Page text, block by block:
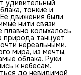
удивительный
тонкие и
движения были
нити связи
плавно колыхалось
природа танцует
нереальными.
мира, из мечты,
облака. Руки
к небесам.
до невидимой